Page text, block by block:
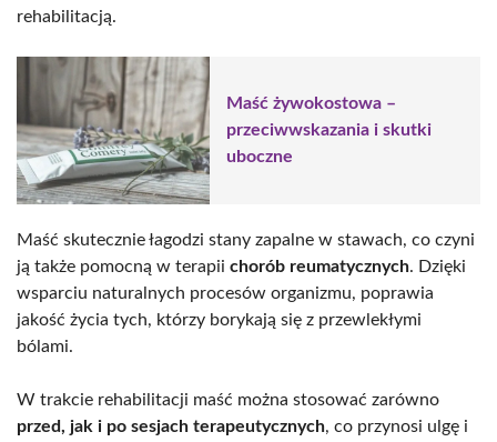
rehabilitacją.
Maść żywokostowa –
przeciwwskazania i skutki
uboczne
Maść skutecznie łagodzi stany zapalne w stawach, co czyni
ją także pomocną w terapii chorób reumatycznych. Dzięki
wsparciu naturalnych procesów organizmu, poprawia
jakość życia tych, którzy borykają się z przewlekłymi
bólami.
W trakcie rehabilitacji maść można stosować zarówno
przed, jak i po sesjach terapeutycznych, co przynosi ulgę i